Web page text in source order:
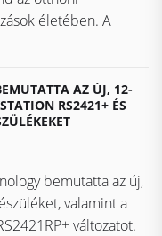
életében. A
AZ ÚJ, 12-
RS2421+ ÉS
bemutatta az új,
valamint a
változatot.